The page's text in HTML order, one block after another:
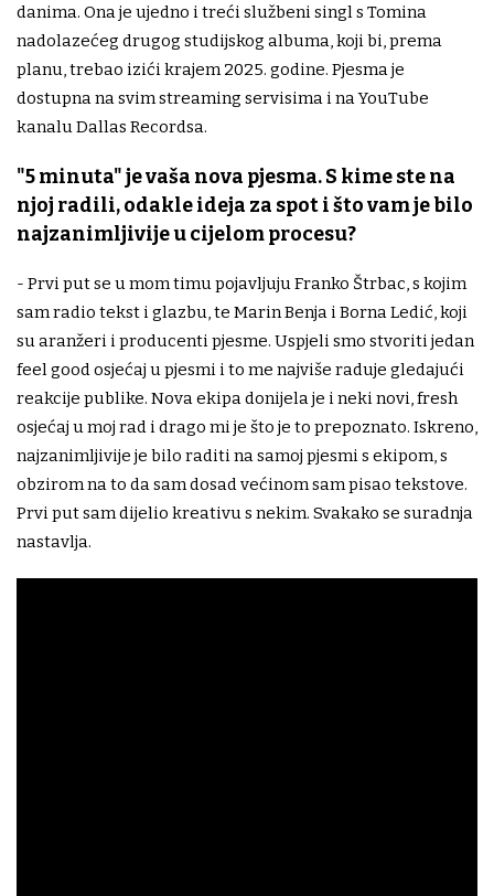
danima. Ona je ujedno i treći službeni singl s Tomina
nadolazećeg drugog studijskog albuma, koji bi, prema
planu, trebao izići krajem 2025. godine. Pjesma je
dostupna na svim streaming servisima i na YouTube
kanalu Dallas Recordsa.
"5 minuta" je vaša nova pjesma. S kime ste na
njoj radili, odakle ideja za spot i što vam je bilo
najzanimljivije u cijelom procesu?
- Prvi put se u mom timu pojavljuju Franko Štrbac, s kojim
sam radio tekst i glazbu, te Marin Benja i Borna Ledić, koji
su aranžeri i producenti pjesme. Uspjeli smo stvoriti jedan
feel good osjećaj u pjesmi i to me najviše raduje gledajući
reakcije publike. Nova ekipa donijela je i neki novi, fresh
osjećaj u moj rad i drago mi je što je to prepoznato. Iskreno,
najzanimljivije je bilo raditi na samoj pjesmi s ekipom, s
obzirom na to da sam dosad većinom sam pisao tekstove.
Prvi put sam dijelio kreativu s nekim. Svakako se suradnja
nastavlja.